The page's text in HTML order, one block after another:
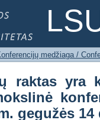
raktas
programa ir
medžiaga /
raktas yra
gegužės